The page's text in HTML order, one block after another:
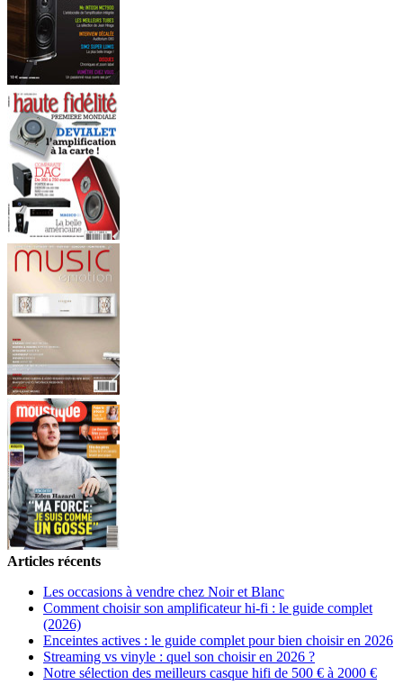
Articles récents
Les occasions à vendre chez Noir et Blanc
Comment choisir son amplificateur hi-fi : le guide complet
(2026)
Enceintes actives : le guide complet pour bien choisir en 2026
Streaming vs vinyle : quel son choisir en 2026 ?
Notre sélection des meilleurs casque hifi de 500 € à 2000 €